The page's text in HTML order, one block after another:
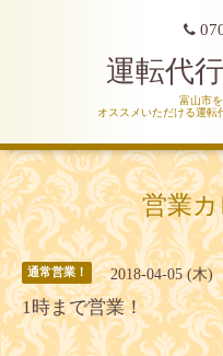
運転代
富山市
オススメいただける運転
営業
通常営業！ 2018-04-05 (木)
1時まで営業！